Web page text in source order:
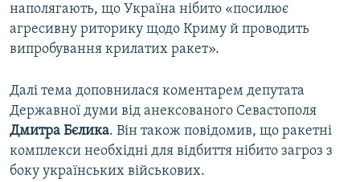
наполягають, що Україна нібито «посилює
агресивну риторику щодо Криму й проводить
випробування крилатих ракет».
Далі тема доповнилася коментарем депутата
Державної думи від анексованого Севастополя
Дмитра Бєлика. Він також повідомив, що ракетні
комплекси необхідні для відбиття нібито загроз з
боку українських військових.